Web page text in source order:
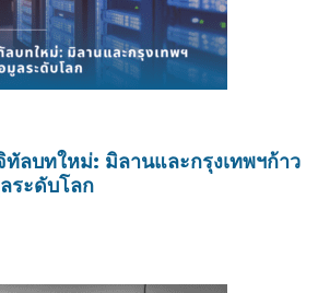
ทัลบทใหม่: มิลานและกรุงเทพฯก้าว
ระดับโลก